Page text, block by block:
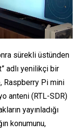
sürekli üstünden
adlı yenilikçi bir
Raspberry Pi mini
anteni (RTL-SDR)
yayınladığı
konumunu,